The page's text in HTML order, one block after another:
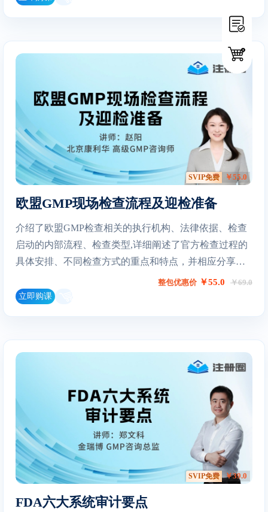
SVIP免费 ￥55.0
欧盟GMP现场检查流程及迎检准备
介绍了欧盟GMP检查相关的执行机构、法律依据、检查
启动的内部流程、检查类型,详细阐述了官方检查过程的
具体安排、不同检查方式的重点和特点，并相应分享了
一套基于实战经验的迎检准备策略和技巧。
整包优惠价 ￥55.0
￥69.0
立即购课
SVIP免费 ￥39.0
FDA六大系统审计要点